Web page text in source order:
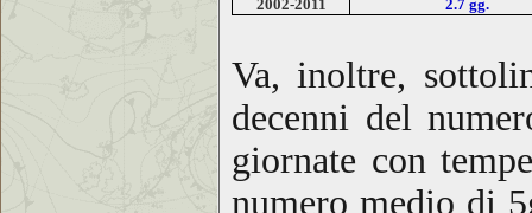
2002-2011 2.7 gg.
Va, inoltre,
decenni del
giornate con
numero medio di 5